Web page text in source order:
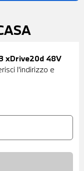
xDrive20d 48V
l'indirizzo e